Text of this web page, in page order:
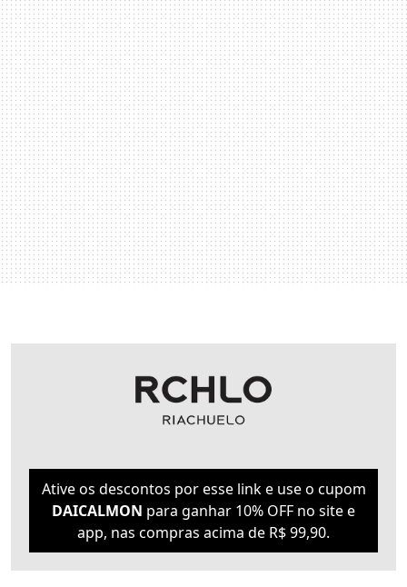
Ative os descontos por esse link e use o cupom
DAICALMON para ganhar 10% OFF no site e
app, nas compras acima de R$ 99,90.